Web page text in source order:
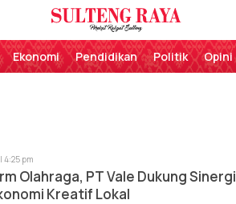
Sulteng Raya
Perekat Rakyat Sulteng
Ekonomi Pendidikan Politik Opini
4:25 pm
Olahraga, PT Vale Dukung Sinergi
Kreatif Lokal